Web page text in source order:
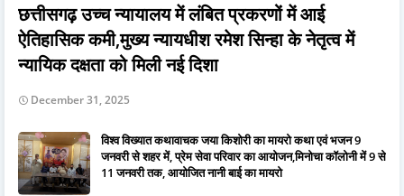
छत्तीसगढ़ उच्च न्यायालय में लंबित प्रकरणों में आई
ऐतिहासिक कमी,मुख्य न्यायधीश रमेश सिन्हा के नेतृत्व में
न्यायिक दक्षता को मिली नई दिशा
December 31, 2025
विश्व विख्यात कथावाचक जया किशोरी का मायरो कथा एवं भजन 9
जनवरी से शहर में, प्रेम सेवा परिवार का आयोजन,मिनोचा कॉलोनी में 9 से
11 जनवरी तक, आयोजित नानी बाई का मायरो